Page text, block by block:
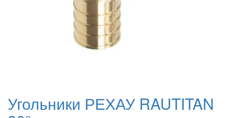
Угольники РЕХАУ RAUTITAN